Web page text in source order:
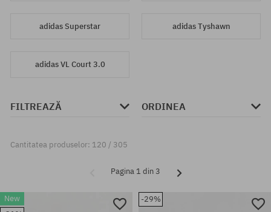
adidas Superstar adidas Tyshawn
adidas VL Court 3.0
FILTREAZĂ ORDINEA
Cantitatea produselor: 120 / 305
Pagina 1 din 3
New
-29%